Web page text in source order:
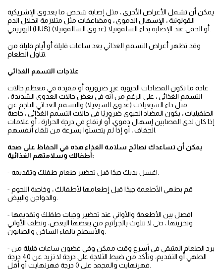
يمكن أن تشمل الأعراض الأخرى ، مثل إصابة شخص ما بعدوى الإشريكية
القولونية ، الإسهال الدموي ، ومضاعفات مثل متلازمة انحلال الدم
اليوريمي (HUS) أو الحمى عند الإصابة بداء السلمونيلا (عدوى السالمونيلا).
وقد تظهر أعراض التسمم الغذائي بعد ساعات قليلة أو أيام قليلة من
تناول الطعام.
علاجات التسمم الغذائي
عادة ما تكون المضادات الحيوية غير ضرورية أو مفيدة في معظم حالات
التسمم الغذائي ، على الرغم من أنه في بعض حالات العدوى الشديدة ،
مثل داء الشيغيلات (عدوى الشيغيلا) والتسمم الغذائي الناجم عن
الطفيليات ، يكون المضاد الحيوى ضروريًا فى حالات التسمم الغذائي ، خاصةً
إذا كان لدى المصابين إسهال دموي، أو ارتفاع في درجة الحرارة ، أو علامات
الجفاف ، أو إذا لم يتحسنوا بسرعة من تلقاء أنفسهم.
يمكن أن تساعدك نصائح سلامة الغذاء هذه في الحفاظ على صحة
أطفالك وسلامتهم الغذائية:
- اغسل يديك جيدًا قبل تحضير طعام طفلك وتقديمه.
- قم بطهي الأطعمة جيدًا قبل إطعامها لأطفالك ، وخاصة اللحوم
والدواجن والبيض.
- افصل بين الأطعمة والأواني عند تحضير وجبات طفلك وتقديمها
وتخزينها ، حتى لا تتلوث بالجراثيم من بعضها البعض، ونظف الأواني
والأسطح بالماء الساخن والصابون.
- برد الطعام المتبقي في أسرع وقت ممكن وفي غضون ساعات قليلة من
الطهي أو التقديم، وتأكد من ضبط الثلاجة على درجة لا تزيد عن 40 درجة
فهرنهايت والمجمد على 0 درجة فهرنهايت أو أقل.